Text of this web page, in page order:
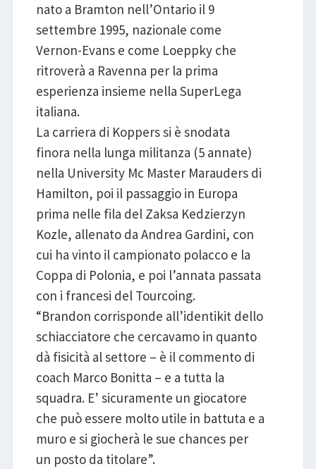
nato a Bramton nell’Ontario il 9
settembre 1995, nazionale come
Vernon-Evans e come Loeppky che
ritroverà a Ravenna per la prima
esperienza insieme nella SuperLega
italiana.
La carriera di Koppers si è snodata
finora nella lunga militanza (5 annate)
nella University Mc Master Marauders di
Hamilton, poi il passaggio in Europa
prima nelle fila del Zaksa Kedzierzyn
Kozle, allenato da Andrea Gardini, con
cui ha vinto il campionato polacco e la
Coppa di Polonia, e poi l’annata passata
con i francesi del Tourcoing.
“Brandon corrisponde all’identikit dello
schiacciatore che cercavamo in quanto
dà fisicità al settore – è il commento di
coach Marco Bonitta – e a tutta la
squadra. E’ sicuramente un giocatore
che può essere molto utile in battuta e a
muro e si giocherà le sue chances per
un posto da titolare”.